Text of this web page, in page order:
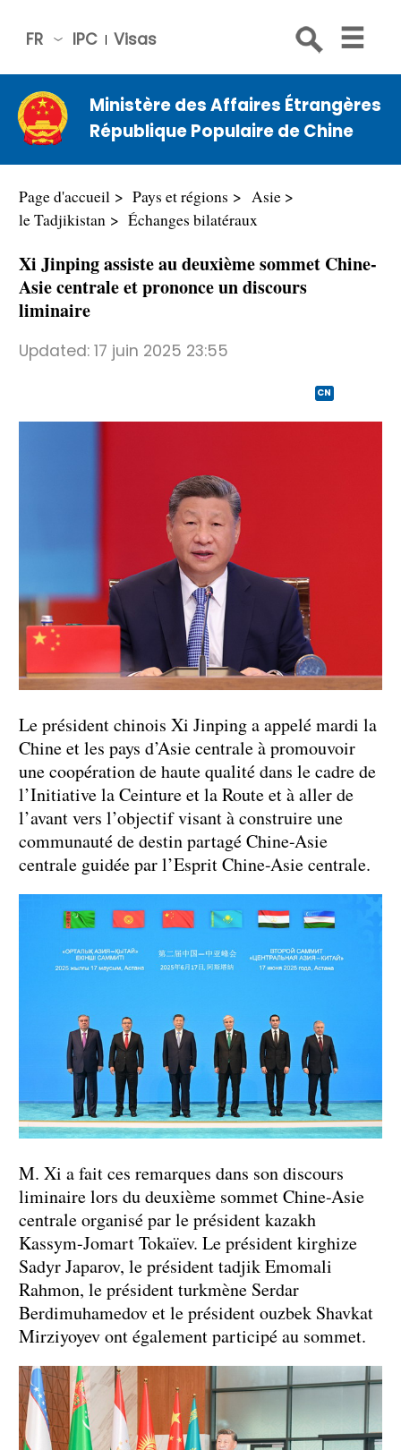
IPC Visas
FR
中文
Engli
sh
Русс
Espa
عربي
Ministère des Affaires Étrangères
République Populaire de Chine
Page d'accueil Pays et régions
Asie
le Tadjikistan
Échanges bilatéraux
Xi Jinping assiste au deuxième sommet Chine-
Asie centrale et prononce un discours
liminaire
Updated: 17 juin 2025 23:55
CN
Le président chinois Xi Jinping a appelé mardi la
Chine et les pays d’Asie centrale à promouvoir
une coopération de haute qualité dans le cadre de
l’Initiative la Ceinture et la Route et à aller de
l’avant vers l’objectif visant à construire une
communauté de destin partagé Chine-Asie
centrale guidée par l’Esprit Chine-Asie centrale.
M. Xi a fait ces remarques dans son discours
liminaire lors du deuxième sommet Chine-Asie
centrale organisé par le président kazakh
Kassym-Jomart Tokaïev. Le président kirghize
Sadyr Japarov, le président tadjik Emomali
Rahmon, le président turkmène Serdar
Berdimuhamedov et le président ouzbek Shavkat
Mirziyoyev ont également participé au sommet.